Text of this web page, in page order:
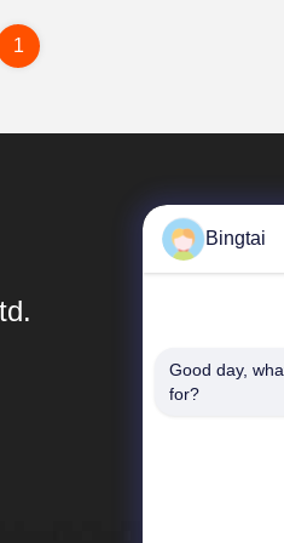
1
Bingtai
Good day,
for?